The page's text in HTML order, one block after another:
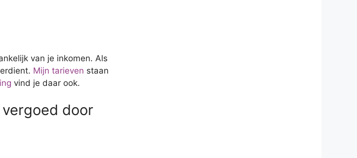
van je inkomen. Als
Mijn tarieven staan
vind je daar ook.
door